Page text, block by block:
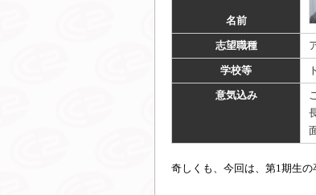
名前
志望職種
学校等
意気込み
奇しくも、今回は、第1期生の